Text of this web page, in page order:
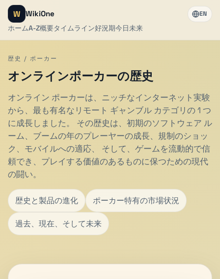
W WikiOne
ホームA-Z概要タイムライン好況期今日未来
EN
歴史 / ポーカー
オンラインポーカーの歴史
オンライン ポーカーは、ニッチなインターネット実験
から、最も有名なリモート ギャンブル カテゴリの 1 つ
に成長しました。 その歴史は、初期のソフトウェア ル
ーム、ブームの年のプレーヤーの成長、規制のショッ
ク、モバイルへの適応、 そして、ゲームを流動的で信
頼でき、プレイする価値のあるものに保つための現代
の闘い。
歴史と製品の進化 ポーカー特有の市場状況
過去、現在、そして未来